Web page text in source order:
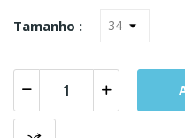
Tamanho :